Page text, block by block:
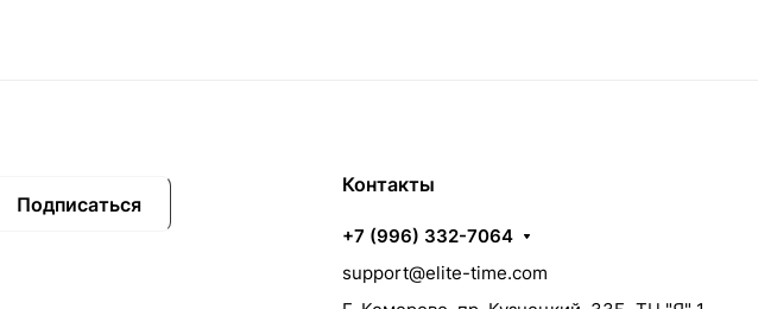
Подписаться
Контакты
+7 (996) 332-7064
support@elite-time.com